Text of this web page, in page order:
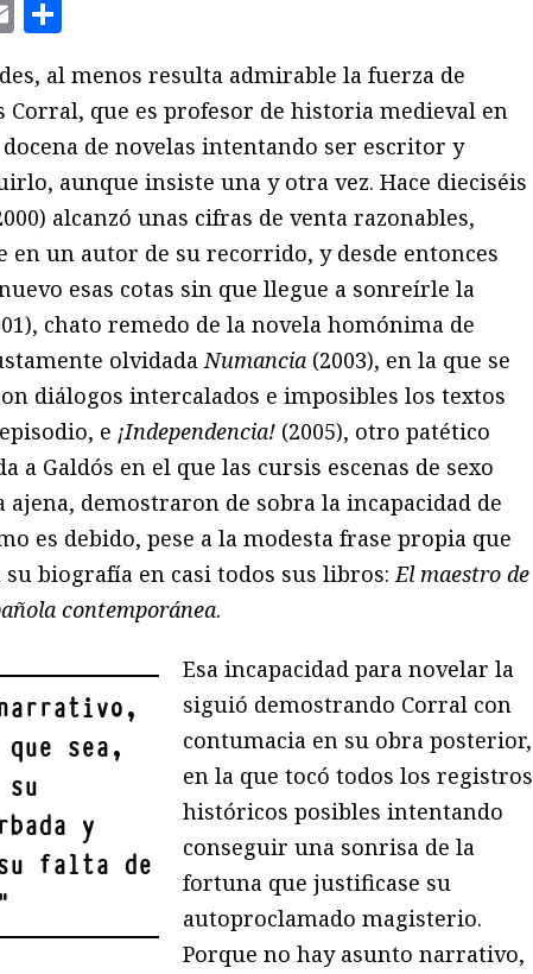
Email
al menos resulta admirable la fuerza de
Corral, que es profesor de historia medieval en
de novelas intentando ser escritor y
aunque insiste una y otra vez. Hace dieciséis
alcanzó unas cifras de venta razonables,
en un autor de su recorrido, y desde entonces
esas cotas sin que llegue a sonreírle la
chato remedo de la novela homónima de
olvidadaNumancia (2003), en la que se
diálogos intercalados e imposibles los textos
e ¡Independencia! (2005), otro patético
a Galdós en el que las cursis escenas de sexo
demostraron de sobra la incapacidad de
es debido, pese a la modesta frase propia que
biografía en casi todos sus libros:El maestro de
contemporánea.
sea,
y
falta de
"
Esa incapacidad para novelar la
siguió demostrando Corral con
contumacia en su obra posterior,
en la que tocó todos los registros
históricos posibles intentando
conseguir una sonrisa de la
fortuna que justificase su
autoproclamado magisterio.
Porque no hay asunto narrativo,